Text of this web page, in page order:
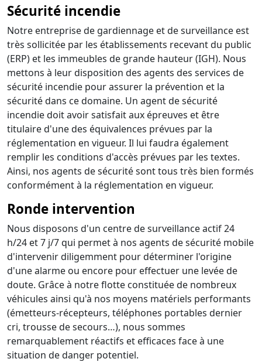
Sécurité incendie
Notre entreprise de gardiennage et de surveillance est
très sollicitée par les établissements recevant du public
(ERP) et les immeubles de grande hauteur (IGH). Nous
mettons à leur disposition des agents des services de
sécurité incendie pour assurer la prévention et la
sécurité dans ce domaine. Un agent de sécurité
incendie doit avoir satisfait aux épreuves et être
titulaire d'une des équivalences prévues par la
réglementation en vigueur. Il lui faudra également
remplir les conditions d'accès prévues par les textes.
Ainsi, nos agents de sécurité sont tous très bien formés
conformément à la réglementation en vigueur.
Ronde intervention
Nous disposons d'un centre de surveillance actif 24
h/24 et 7 j/7 qui permet à nos agents de sécurité mobile
d'intervenir diligemment pour déterminer l'origine
d'une alarme ou encore pour effectuer une levée de
doute. Grâce à notre flotte constituée de nombreux
véhicules ainsi qu'à nos moyens matériels performants
(émetteurs-récepteurs, téléphones portables dernier
cri, trousse de secours…), nous sommes
remarquablement réactifs et efficaces face à une
situation de danger potentiel.